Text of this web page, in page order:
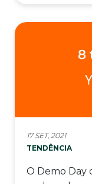
17 SET, 2021
TENDÊNCIA
O Demo Day